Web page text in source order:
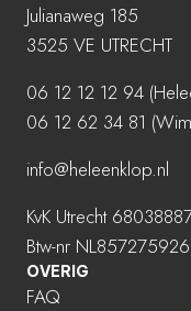
Julianaweg 185
3525 VE UTRECHT
06 12 12 12 94
06 12 62 34 81
info@heleenklop.nl
KvK Utrecht
Btw-nr
OVERIG
FAQ